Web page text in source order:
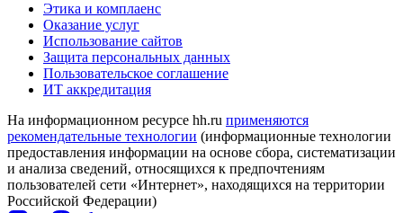
Этика и комплаенс
Оказание услуг
Использование сайтов
Защита персональных данных
Пользовательское соглашение
ИТ аккредитация
На информационном ресурсе hh.ru применяются
рекомендательные технологии (информационные технологии
предоставления информации на основе сбора, систематизации
и анализа сведений, относящихся к предпочтениям
пользователей сети «Интернет», находящихся на территории
Российской Федерации)